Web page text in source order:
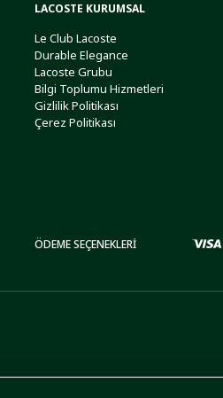
LACOSTE KURUMSAL
Le Club Lacoste
Durable Elegance
Lacoste Grubu
Bilgi Toplumu Hizmetleri
Gizlilik Politikası
Çerez Politikası
ÖDEME SEÇENEKLERİ